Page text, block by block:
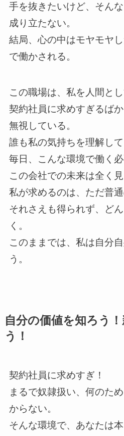
手を抜きたいけど、そん
成り立たない。
結局、心の中はモヤモヤ
で働かされる。
この職場は、私を人間と
契約社員に求めすぎるば
無視している。
誰も私の気持ちを理解して
毎日、こんな環境で働く
この会社での未来は全く見
私が求めるのは、ただ普通
それさえも得られず、ど
く。
このままでは、私は自分
う。
自分の価値を知ろう
う！
契約社員に求めすぎ！
まるで奴隷扱い、何のた
からない。
そんな環境で、あなたは